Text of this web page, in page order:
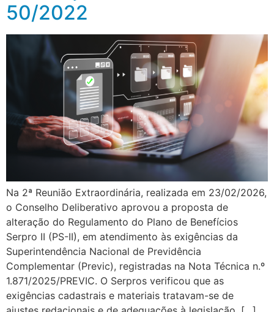
50/2022
Na 2ª Reunião Extraordinária, realizada em 23/02/2026,
o Conselho Deliberativo aprovou a proposta de
alteração do Regulamento do Plano de Benefícios
Serpro II (PS-II), em atendimento às exigências da
Superintendência Nacional de Previdência
Complementar (Previc), registradas na Nota Técnica n.º
1.871/2025/PREVIC. O Serpros verificou que as
exigências cadastrais e materiais tratavam-se de